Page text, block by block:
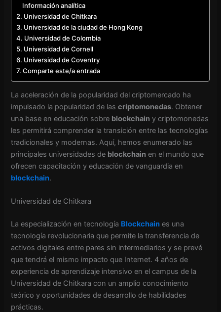
Información analítica
Universidad de Chitkara
Universidad de la ciudad de Hong Kong
Universidad de Colombia
Universidad de Cornell
Universidad de Coventry
Comparte este/a entrada
La aceleración de la popularidad del criptomercado ha
impulsado la popularidad de lascriptomonedas. Obtener
una base en educación sobre blockchain y criptomonedas
les permitirá comprender la transición entre las tecnologías
tradicionales y modernas. Aquí, hemos enumerado las
principales universidades de blockchain en el mundo que
ofrecen capacitación y educación de vanguardia en
blockchain.
Universidad de Chitkara
La especialización en tecnología Blockchain es una
tecnología revolucionaria que permite la transferencia de
activos digitales entre pares sin intermediarios y se prevé
que tendrá el mismo impacto que Internet. 4 años de
experiencia de aprendizaje intensivo en el campus de la
Universidad de Chitkara con un amplio conocimiento
teórico y oportunidades de desarrollo de habilidades
prácticas.